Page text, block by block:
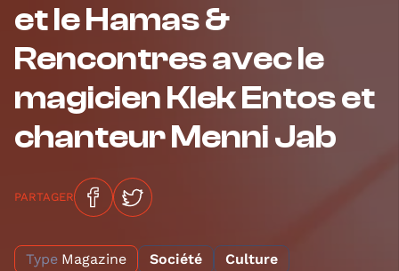
et le Hamas &
Rencontres avec le
magicien Klek Entos et
chanteur Menni Jab
PARTAGER
Type Magazine Société
Culture